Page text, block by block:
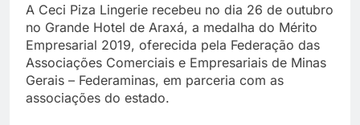
A Ceci Piza Lingerie recebeu no dia 26 de outubro
no Grande Hotel de Araxá, a medalha do Mérito
Empresarial 2019, oferecida pela Federação das
Associações Comerciais e Empresariais de Minas
Gerais – Federaminas, em parceria com as
associações do estado.